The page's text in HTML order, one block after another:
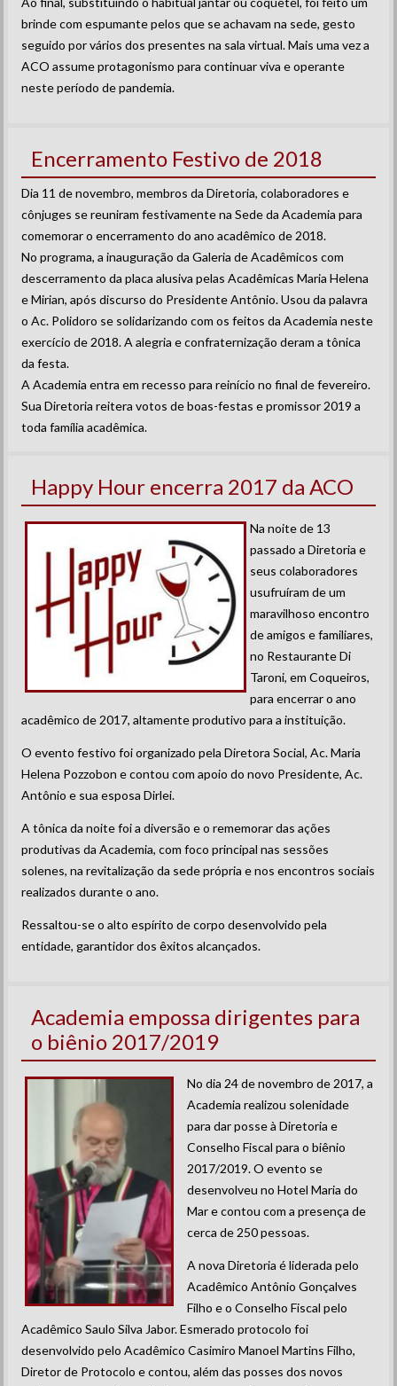
brinde com espumante pelos que se achavam na sede, gesto
seguido por vários dos presentes na sala virtual. Mais uma vez a
ACO assume protagonismo para continuar viva e operante
neste período de pandemia.
Encerramento Festivo de 2018
Dia 11 de novembro, membros da Diretoria, colaboradores e
cônjuges se reuniram festivamente na Sede da Academia para
comemorar o encerramento do ano acadêmico de 2018.
No programa, a inauguração da Galeria de Acadêmicos com
descerramento da placa alusiva pelas Acadêmicas Maria Helena
e Mirian, após discurso do Presidente Antônio. Usou da palavra
o Ac. Polidoro se solidarizando com os feitos da Academia neste
exercício de 2018. A alegria e confraternização deram a tônica
da festa.
A Academia entra em recesso para reinício no final de fevereiro.
Sua Diretoria reitera votos de boas-festas e promissor 2019 a
toda família acadêmica.
Happy Hour encerra 2017 da ACO
Na noite de 13
passado a Diretoria e
seus colaboradores
usufruíram de um
maravilhoso encontro
de amigos e familiares,
no Restaurante Di
Taroni, em Coqueiros,
para encerrar o ano
acadêmico de 2017, altamente produtivo para a instituição.
O evento festivo foi organizado pela Diretora Social, Ac. Maria
Helena Pozzobon e contou com apoio do novo Presidente, Ac.
Antônio e sua esposa Dirlei.
A tônica da noite foi a diversão e o rememorar das ações
produtivas da Academia, com foco principal nas sessões
solenes, na revitalização da sede própria e nos encontros sociais
realizados durante o ano.
Ressaltou-se o alto espírito de corpo desenvolvido pela
entidade, garantidor dos êxitos alcançados.
Academia empossa dirigentes para
o biênio 2017/2019
No dia 24 de novembro de 2017, a
Academia realizou solenidade
para dar posse à Diretoria e
Conselho Fiscal para o biênio
2017/2019. O evento se
desenvolveu no Hotel Maria do
Mar e contou com a presença de
cerca de 250 pessoas.
A nova Diretoria é liderada pelo
Acadêmico Antônio Gonçalves
Filho e o Conselho Fiscal pelo
Acadêmico Saulo Silva Jabor. Esmerado protocolo foi
desenvolvido pelo Acadêmico Casimiro Manoel Martins Filho,
Diretor de Protocolo e contou, além das posses dos novos